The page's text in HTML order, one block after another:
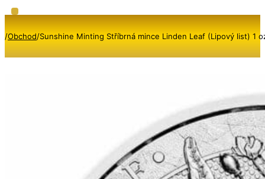
/Obchod/Sunshine Minting Stříbrná mince Linden Leaf (Lipový list) 1